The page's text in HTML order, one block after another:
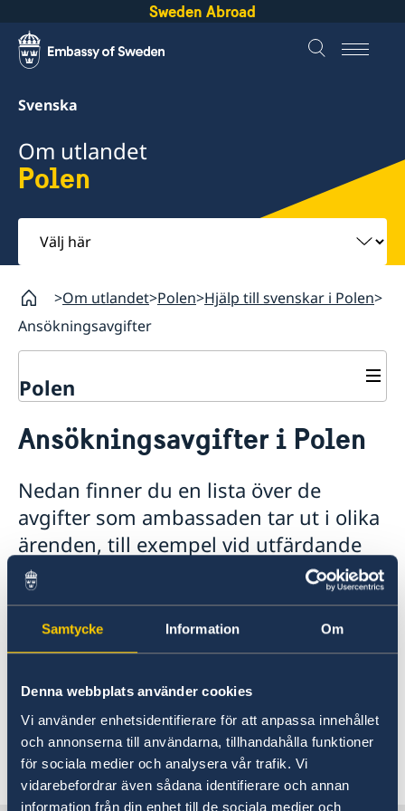
Samtycke Information Om
Denna webbplats använder cookies
Vi använder enhetsidentifierare för att anpassa innehållet
och annonserna till användarna, tillhandahålla funktioner
för sociala medier och analysera vår trafik. Vi
vidarebefordrar även sådana identifierare och annan
information från din enhet till de sociala medier och
Sweden Abroad
Svenska
Om utlandet
Polen
Välj
här
Om utlandet Polen Hjälp till svenskar i Polen
Ansökningsavgifter
Polen
Hjälp till svenskar i Polen
Rekvisition samordningsnummer och ansökan om
förnamn och efternamn för nyfödda barn
Akut hjälp
Om olyckan är framme – vad kan du få hjälp med?
Larmcentraler
Pass i Polen
Ansökan om pass & nationellt id-kort
Pass/Nationellt Id-kort för vuxna i Polen
Pass/Nationellt id-kort för barn i Polen
Rekvisition samordningsnummer och ansökan om
Provisoriskt pass
Hjälp kring medborgarskap
Om svenskt medborgarskap
Gifta sig i Polen
Ansökningsavgifter
Reseinformation
Ambassadens reseinformation
Aktuella händelser
Allmänna säkerhetsläget
Naturförhållanden och katastrofer
Om olyckan är framme
Arv i internationella situationer
Ansökningsavgifter i Polen
Nedan finner du en lista över de
avgifter som ambassaden tar ut i olika
ärenden, till exempel vid utfärdande
av pass, körkort och liknande.
Förordning (1997:691) om avgifter vid
utlandsmyndigheterna i sin helhet kan läsas
här
.